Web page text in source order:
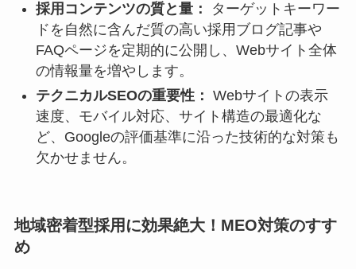
採用コンテンツの質と量：
ターゲットキーワー
ドを自然に含んだ質の高い採用ブログ記事や
FAQページを定期的に公開し、Webサイト全体
の情報量を増やします。
テクニカルSEOの重要性： Webサイトの表示
速度、モバイル対応、サイト構造の最適化な
ど、Googleの評価基準に沿った技術的な対策も
欠かせません。
地域密着型採用に効果絶大！MEO対策のすす
め